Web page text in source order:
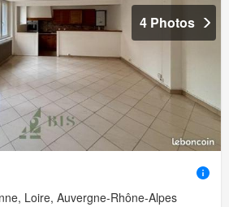
4 Photos
Loire, Auvergne-Rhône-Alpes